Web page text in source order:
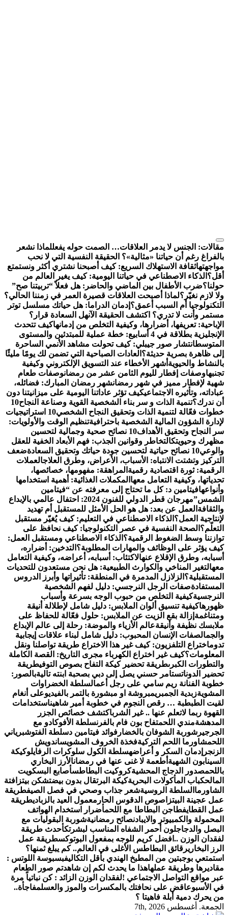
التجاوز
إلى
المحتوى
مقالات: الجنس لا يدمر العلاقات… الصمت حوله يفعللماذا نشعر
بالفراغ رغم أن حياتنا «مثالية»؟ الحقيقة النفسية التي لا نحب
مواجهتهاثقافة الاستهلاك السريع: كيف أصبحنا نشتري أكثر ونستمتع
أقل؟ الذكاء الاصطناعي في حياتنا اليومية: كيف يغير العالم من
حولنا؟ضرب الأطفال بين الماضي والحاضر: هل فعلاً “تربيتنا صح”
ولا لازم نغيّر؟لماذا أصبحت العلاقات قصيرة العمر في زمننا الحالي؟
التكنولوجيا أم السبب أعمق؟ إدمان الدراما: هل حياتك مسلسل توتر
مستمر وأنت لا تدري؟ اكتشف الحقيقة الآنهل السعادة قرار؟
الإباحية: تعريفها، أضرارها، وكيفية التخلص من إدمانهاكيف تتحدث
الإنجليزية بطلاقة في 4 أسابيع: خطة عملية للمبتدئين والمستوى
المتوسطانتشار صور جيبلي: كيف تحولت مشاهد الأنمي الساحرة
إلى ظاهرة بصرية حديثة؟ العادات الصباحية التي تضمن لك يومًا مليئًا
بالنشاط والحيوية أشهر الأخطاء عند التسويق الإلكتروني وكيفية
تجنبهاوصفات إفطار لليوم الثامن عشر من رمضانوصفات طعام
شهية لإفطار مميز في شهر رمضانشهر رمضان المبارك: فضائله،
عباداته، وتأثيره الاجتماعيكيف تؤثر عاداتنا اليومية على ميزانيتنا دون
أن ندرك؟تنمية الذات و سر بناء الشخصية القوية وصناعة النجاح10
خطوات فعّالة لتنمية الذات وتحقيق النجاح الشخصي
10 استراتيجيات
لإدارة الشؤون المالية الشخصية باحترافيةتنظيم الوقت والأولويات:
سر النجاح وتحقيق الأهداف
10 نصائح صحية وجمالية لتحسين
مظهرك وحيويتكالتخاطر وقوانين الجذب: فهم الأبعاد الخفية للعقل
والوعي10 نصائح حياتية لتحسين جودة حياتك وتحقيق السعادة
ضعف
التركيز وتشتت الانتباه: الأسباب، الأعراض، وطرق العلاجالعملات
الرقمية: ثورة اقتصادية رقمية المراهقة: مفهومها، خصائصها،
تحدياتها، وكيفية التعامل معها المكملات الغذائية: أهمية استخدامها
وأنواعهافيتامين د: كل ما تحتاج إلى معرفته عن “فيتامين
الشمس”
مهرجان قطر الدولي للفنون 2024: احتفال عالمي بالإبداع
والثقافة العمل عن بعد: هل هو الحل الأمثل للمستقبل أم تهديد
لإنتاجية العمل؟ الذكاء الاصطناعي في التعليم: كيف يُغيّر مستقبل
التعلّم؟ الصحة النفسية في عصر التكنولوجيا: كيف نحافظ على
توازننا وسط الضغوط الرقمية؟ الذكاء الاصطناعي ومستقبل العمل:
كيف يؤثر على الوظائف والمهارات المطلوبة؟ التدخين: أضراره،
أسبابه، وطرق الإقلاع عنهالاكتئاب: أسبابه، أعراضه، وكيفية التعامل
معهالتغير المناخي والكوارث الطبيعية: هل نحن مستعدون للتحديات
المستقبلية؟ الزلازل المدمرة في المنطقة: تأثيراتها وأبرز الدروس
المستفادةصفات الرجل النرجسي: دليل لفهم الشخصية
النرجسيةكيفية التخلص من حبوب الوجه بسرعة وأسباب
ظهورهاكيفية تنسيق ألوان الملابس: دليل شامل لإطلالة أنيقة
ومتناغمة إزالة بقع الزيت عن الملابس: حلول فعّالة للحفاظ على
ملابسك نظيفة وأنيقةعالم الأزياء والموضة: رحلة إلى عالم الإبداع
والجمالصفات الإنسان المحبوب: دليل شامل لبناء علاقات إيجابية
تدوماختراع التلفزيون: كيف غير هذا الاختراع طريقة تواصلنا ونقل
المعلومات؟كيف غير اختراع الكهرباء مجرى التاريخ: القصة الكاملة
والتطورات الكبرىطريقة تحضير كيكة التفاح بصوص التوفيطريقة
تحضير الدوناتستامر حسني يصل إلى دبي بصحبة ابنته تاليةبالصور:
خطوبة الفنانة ريم سامي على رجل أعمالسلطة الخضراوات
المشويةزبدية الجمبريمبروشة او مبشورة بالتمر بالفيديوعلى أنغام
لقيت الطبطبة … رقص النجوم في خطوبة أمير شاهيناستخدامات
القهوة ربما لاتعلم عنها .. غير الشرباكتشف خصائص الجزر
المدهشةمندي اللحمتفاح بون فام بالفرنسلطة الأفوكادو مع
الجرجير شوربة الشوفان بالخضار فوائد فيتامين دسلطة الفتوشبرياني
اللحمشاورما اللحم التركيةفخذة الخروف المشويساندويش
الزنجر إدمان السكر و أعراضهسلطة الكول سلوكرات الرفايلوكيكة
السينابون الشهية أطعمة لا غنى عنها في رمضانالأرز البخاري
باللحمصدور الدجاج المحشيةكروكيت البطاطسأصابع البسكويت
المالحكباب المأكولات البحريةكيكة البرتقال بدون بيضتشكن بيتزا فتة
الشاورما السلطة الروسيةشعر جذاب وصحي في فصل الصيفطريقة
عمل عجينة البيتزا صوص الدقوس الحار معمول العيد بالزباديطريقة
عمل القطايفطاجن البطاطا مع اللحمأضرار استخدام الهواتف
المحمولة والكمبيوتر والايبادنصائح رمضانيةشوربة البقوليات مع
البصل والدجاجلون أحمر الشفاه المناسب لبشرتكأحدث طريقة
لفقدان الوزن .. افضل كريم للوجه بمفعول البوتوكسطريقة عمل
الرز البخاريرقائق البطاطس الأغلى في العالم.. كم يبلغ ثمنها؟
استمتعي بوجبتين من المطبخ الهندي بأقل التكاليفبسبوسة اللوتس :
مقاديرها وطريقة عملهاهذا ما يحدث لكم إن شاهدتم صور الطعام
عبر مواقع التواصل الاجتماعي !لفقدان الوزن الزائد : كن نباتياً مرة
في الأسبوعاقض على نحافتك بالمكسرات والموز والعسلمفاجأة..
من يحرك دمية أبلة فاهيتا ؟
الجمعة. أغسطس 7th, 2026